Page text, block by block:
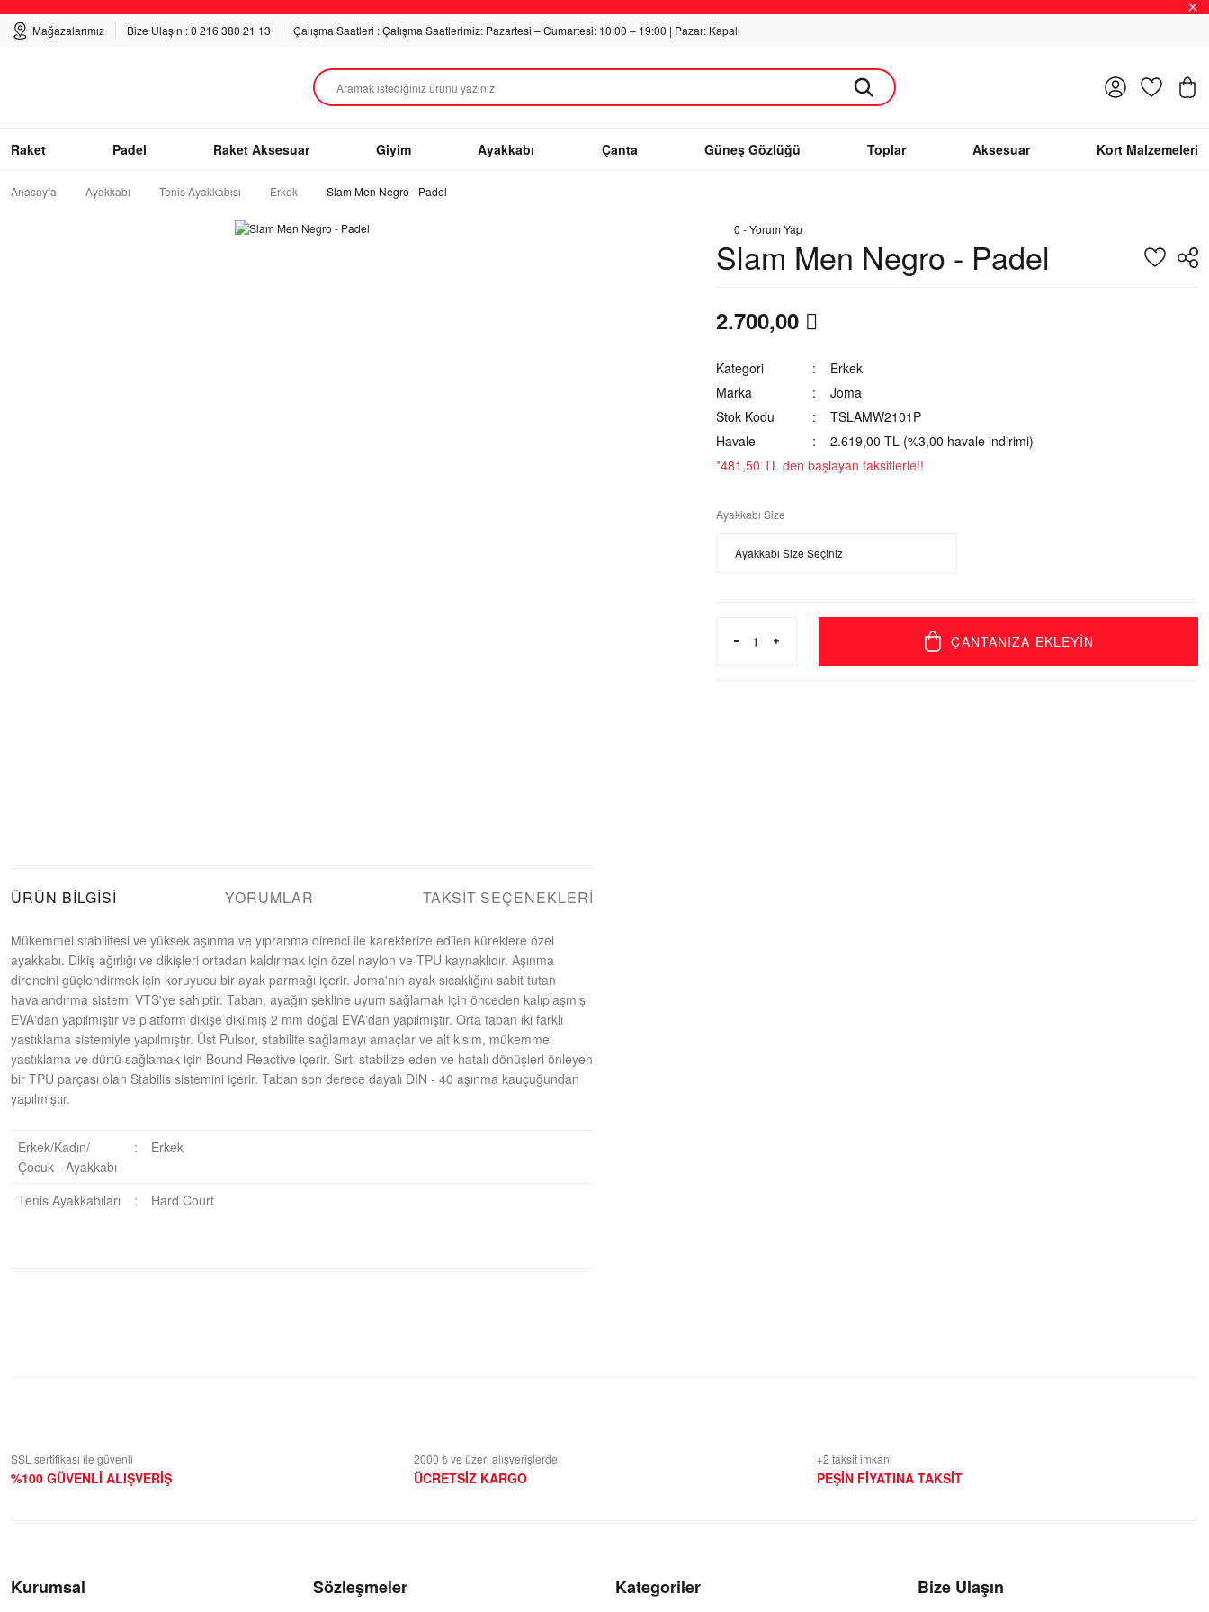
Mağazalarımız Bize Ulaşın : 0 216 380 21 13 Çalışma Saatleri : Çalışma Saatlerimiz: Pazartesi – Cumartesi: 10:00 – 19:00 | Pazar: Kapalı
Giriş Yap
Raket Padel Raket Aksesuar Giyim Ayakkabı Çanta Güneş Gözlüğü Toplar Aksesuar Kort Malzemeleri
Anasayfa Ayakkabı Tenis Ayakkabısı Erkek Slam Men Negro - Padel
ÜRÜN BILGISI YORUMLAR TAKSIT SEÇENEKLERI
Mükemmel stabilitesi ve yüksek aşınma ve yıpranma direnci ile karekterize edilen küreklere özel
ayakkabı. Dikiş ağırlığı ve dikişleri ortadan kaldırmak için özel naylon ve TPU kaynaklıdır. Aşınma
direncini güçlendirmek için koruyucu bir ayak parmağı içerir. Joma'nın ayak sıcaklığını sabit tutan
havalandırma sistemi VTS'ye sahiptir. Taban, ayağın şekline uyum sağlamak için önceden kalıplaşmış
EVA'dan yapılmıştır ve platform dikişe dikilmiş 2 mm doğal EVA'dan yapılmıştır. Orta taban iki farklı
yastıklama sistemiyle yapılmıştır. Üst Pulsor, stabilite sağlamayı amaçlar ve alt kısım, mükemmel
yastıklama ve dürtü sağlamak için Bound Reactive içerir. Sırtı stabilize eden ve hatalı dönüşleri önleyen
bir TPU parçası olan Stabilis sistemini içerir. Taban son derece dayalı DIN - 40 aşınma kauçuğundan
yapılmıştır.
Erkek/Kadın/
Çocuk - Ayakkabı
: Erkek
Tenis Ayakkabıları : Hard Court
0 - Yorum Yap
Slam Men Negro - Padel
2.700,00
Kategori
Erkek
Marka
Joma
Stok Kodu
TSLAMW2101P
Havale
2.619,00 TL (%3,00 havale indirimi)
*481,50 TL den başlayan taksitlerle!!
Ayakkabı Size
ÇANTANIZA EKLEYİN
SSL sertifikası ile güvenli
%100 GÜVENLİ ALIŞVERİŞ
2000 ₺ ve üzeri alışverişlerde
ÜCRETSİZ KARGO
+2 taksit imkanı
PEŞİN FİYATINA TAKSİT
Kurumsal Sözleşmeler Kategoriler Bize Ulaşın